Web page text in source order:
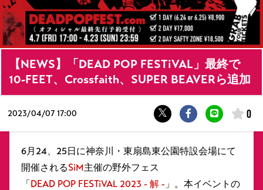
【NEWS】「DEAD POP FESTiVAL」最終で
10-FEET、Crossfaith、SUPER BEAVERら追加
2023/04/07 17:00 0
6月24、25日に神奈川・東扇島東公園特設会場にて
開催されるSiM主催の野外フェス
「DEAD POP FESTiVAL 2023 - 解 - 」。本イベントの